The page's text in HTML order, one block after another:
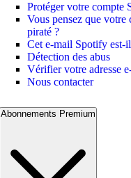
Protéger votre compte
Vous pensez que votre
piraté ?
Cet e-mail Spotify est-
Détection des abus
Vérifier votre adresse
Nous contacter
Abonnements Premium